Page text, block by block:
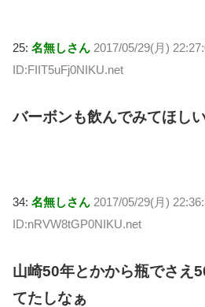
25: 名無しさん 2017/05/29(月)
ID:FIIT5uFj0NIKU.net
バーボンも飲んでみてほし
34: 名無しさん 2017/05/29(月)
ID:nRVW8tGP0NIKU.net
山崎50年とかから瓶でさえ
てたしなぁ